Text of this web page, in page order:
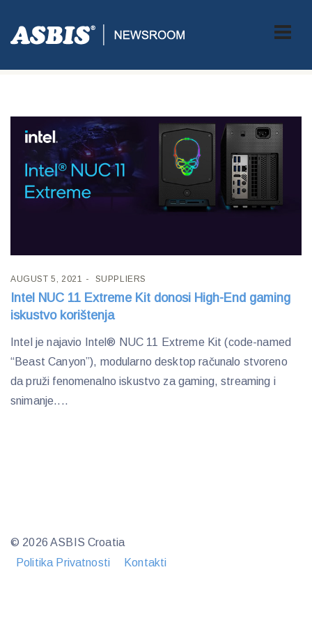
Tag:PC
AUGUST 5, 2021 SUPPLIERS
Intel NUC 11 Extreme Kit donosi High-End gaming
iskustvo korištenja
Intel je najavio Intel® NUC 11 Extreme Kit (code-named
“Beast Canyon”), modularno desktop računalo stvoreno
da pruži fenomenalno iskustvo za gaming, streaming i
snimanje....
© 2026 ASBIS Croatia
Politika Privatnosti
Kontakti